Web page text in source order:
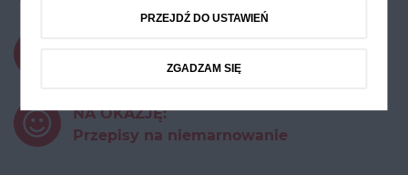
NA OKAZJĘ:
Przepisy na niemarnowanie
PRZEJDŹ DO USTAWIEŃ
ZGADZAM SIĘ